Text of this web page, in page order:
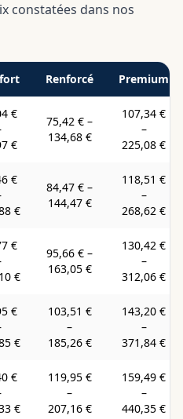
constatées dans nos
Renforcé Premium
€
€
75,42 € –
134,68 €
107,34 €
–
225,08 €
€
€
84,47 € –
144,47 €
118,51 €
–
268,62 €
€
€
95,66 € –
163,05 €
130,42 €
–
312,06 €
€
€
103,51 €
–
185,26 €
143,20 €
–
371,84 €
€
€
119,95 €
–
207,16 €
159,49 €
–
440,35 €